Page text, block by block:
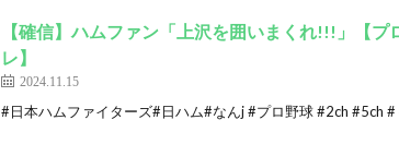
【確信】ハムファン「上沢を囲いまくれ!!!」【
レ】
2024.11.15
#日本ハムファイターズ#日ハム#なんj #プロ野球 #2ch #5ch